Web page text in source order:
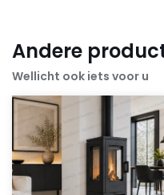
Berry en Ginger Yellow.
Andere
Wellicht ook iets voor u